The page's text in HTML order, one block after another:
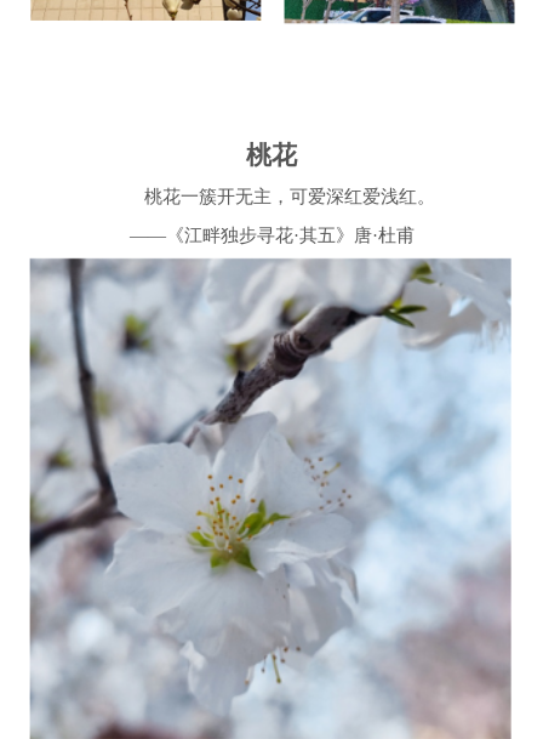
桃花
桃花一簇开无主，可爱深红爱浅红。
——《江畔独步寻花·其五》唐·杜甫